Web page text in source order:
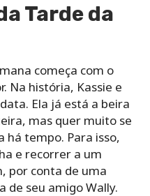
Tarde da
começa com o
Na história, Kassie e
Ela já está a beira
mas quer muito se
tempo. Para isso,
e recorrer a um
por conta de uma
de seu amigo Wally.